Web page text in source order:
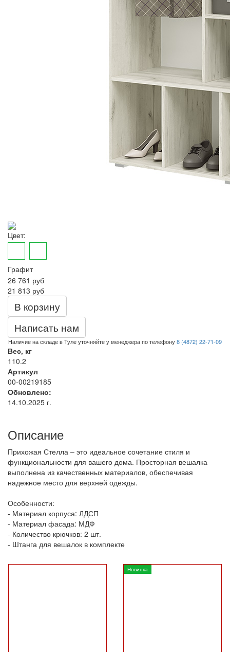
Цвет:
Графит
26 761 руб
21 813 руб
В корзину
Написать нам
Наличие на складе в Туле уточняйте у менеджера по телефону8 (4872) 22-71-09
Вес, кг
110.2
Артикул
00-00219185
Обновлено:
14.10.2025 г.
Описание
Прихожая Стелла – это идеальное сочетание стиля и
функциональности для вашего дома. Просторная вешалка
выполнена из качественных материалов, обеспечивая
надежное место для верхней одежды.
Особенности:
- Материал корпуса: ЛДСП
- Материал фасада: МДФ
- Количество крючков: 2 шт.
- Штанга для вешалок в комплекте
Новинка